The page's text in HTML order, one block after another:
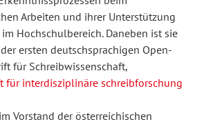
Arbeiten und ihrer Unterstützung
Hochschulbereich. Daneben ist sie
ersten deutschsprachigen Open-
für Schreibwissenschaft,
für interdisziplinäre schreibforschung
Vorstand der österreichischen